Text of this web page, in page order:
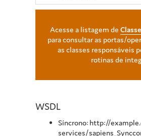
Acesse a listagem de
para consultar as portas/
as classes responsáveis
rotinas de
WSDL
Síncrono: http://
services/